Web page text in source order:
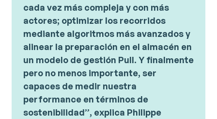
cada vez más compleja y con más
actores; optimizar los recorridos
mediante algoritmos más avanzados y
alinear la preparación en el almacén en
un modelo de gestión Pull. Y finalmente
pero no menos importante, ser
capaces de medir nuestra
performance en términos de
sostenibilidad”, explica Philippe